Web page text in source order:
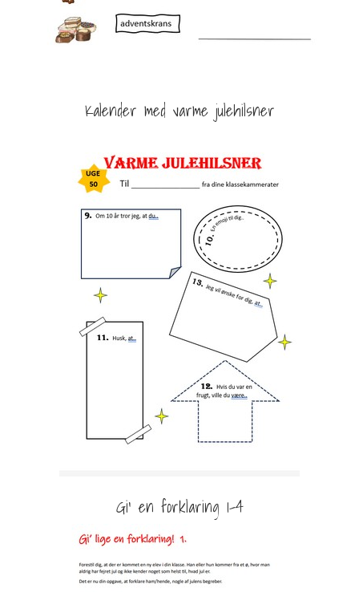
Kalender med varme julehilsner
Gi’ en forklaring 1-4